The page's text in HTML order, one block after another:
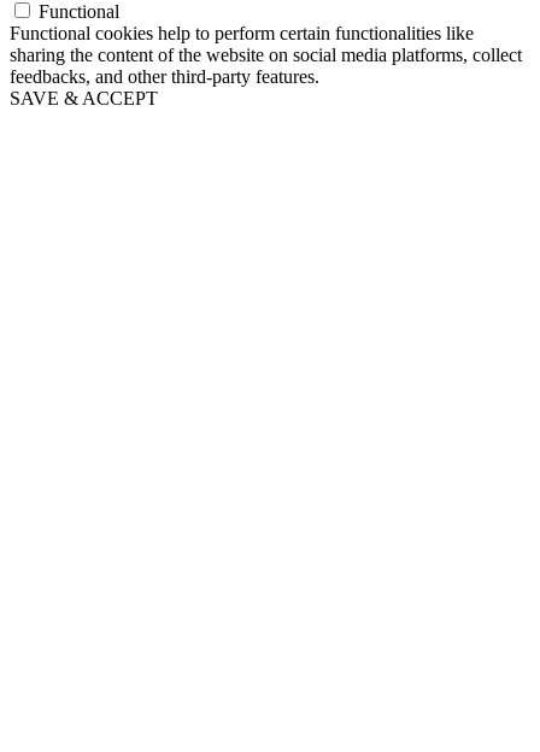
Functional
Functional cookies help to perform certain functionalities like
sharing the content of the website on social media platforms, collect
feedbacks, and other third-party features.
SAVE & ACCEPT